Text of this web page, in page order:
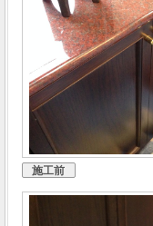
施工前